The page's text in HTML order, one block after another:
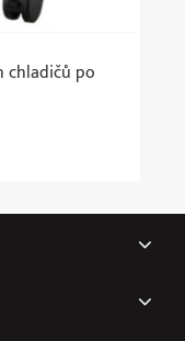
chladičů po